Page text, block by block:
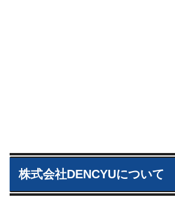
株式会社DENCYUについて